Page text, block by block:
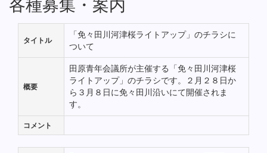
各種募集・案内
タイトル
「免々田川河津桜ライトアップ」のチラシに
ついて
概要
田原青年会議所が主催する「免々田川河津桜
ライトアップ」のチラシです。２月２８日か
ら３月８日に免々田川沿いにて開催されま
す。
コメント